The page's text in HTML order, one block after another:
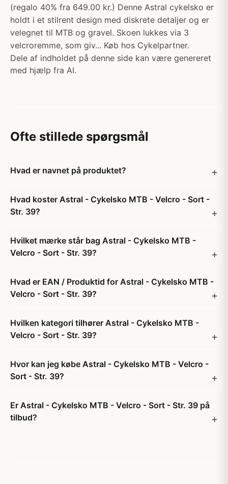
(regalo 40% fra 649.00 kr.) Denne Astral cykelsko er
holdt i et stilrent design med diskrete detaljer og er
velegnet til MTB og gravel. Skoen lukkes via 3
velcroremme, som giv... Køb hos Cykelpartner.
Dele af indholdet på denne side kan være genereret
med hjælp fra AI.
Ofte stillede spørgsmål
Hvad er navnet på produktet?
Hvad koster Astral - Cykelsko MTB - Velcro - Sort -
Str. 39?
Hvilket mærke står bag Astral - Cykelsko MTB -
Velcro - Sort - Str. 39?
Hvad er EAN / Produktid for Astral - Cykelsko MTB -
Velcro - Sort - Str. 39?
Hvilken kategori tilhører Astral - Cykelsko MTB -
Velcro - Sort - Str. 39?
Hvor kan jeg købe Astral - Cykelsko MTB - Velcro -
Sort - Str. 39?
Er Astral - Cykelsko MTB - Velcro - Sort - Str. 39 på
tilbud?